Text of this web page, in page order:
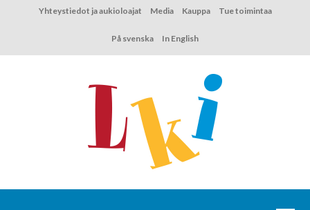
Yhteystiedot ja aukioloajat Media Kauppa Tue toimintaa
På svenska In English